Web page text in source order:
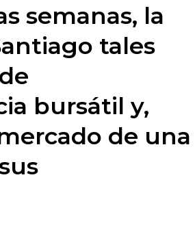
semanas, la
tales
bursátil y,
de una